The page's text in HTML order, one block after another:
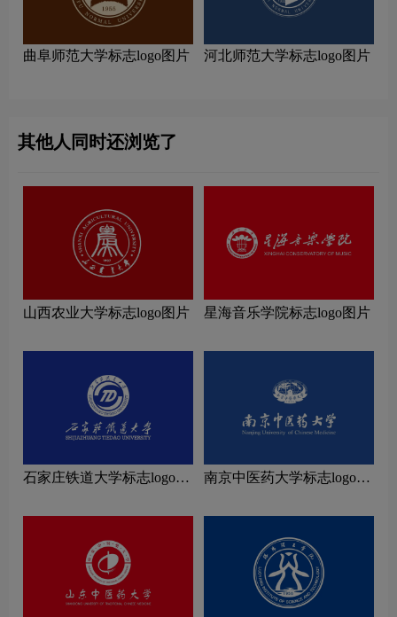
曲阜师范大学标志logo图片 河北师范大学标志logo图片
其他人同时还浏览了
山西农业大学标志logo图片 星海音乐学院标志logo图片
石家庄铁道大学标志logo图
南京中医药大学标志logo图